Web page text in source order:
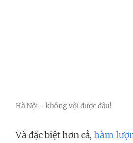
Hà Nội… không vội được đâu!
Và đặc biệt hơn cả, hàm